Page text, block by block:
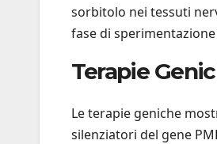
sorbitolo nei tessuti
fase di
Terapie
Le terapie geniche
silenziatori del gene